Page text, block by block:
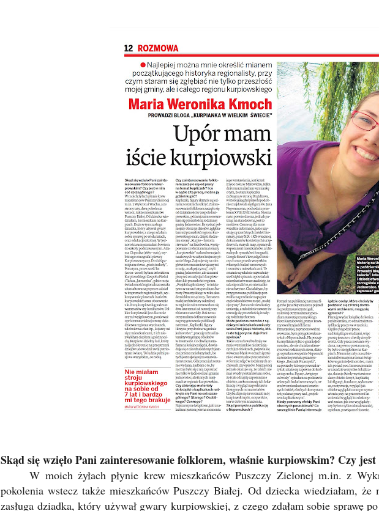
Skąd się wzięło Pani zainteresowanie folklorem, właśnie kurpiowskim? Czy jest
W moich żyłach płynie krew mieszkańców Puszczy Zielonej m.in. z
pokolenia wstecz także mieszkańców Puszczy Białej.Od dziecka wiedziałam,
zasługa dziadka, który używał gwary kurpiowskiej, z czego zdałam sobie sprawę